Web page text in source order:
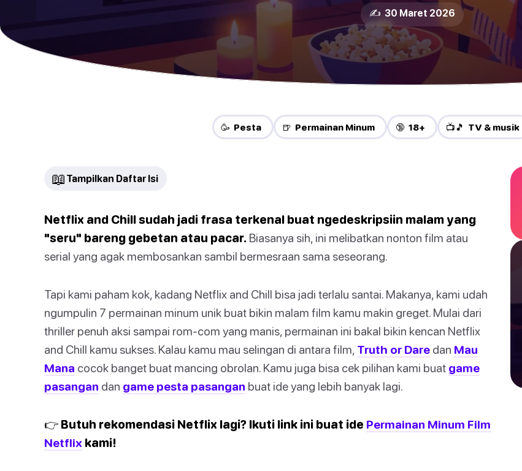
✍️ 30 Maret 2026
🥳 Pesta 🍺 Permainan Minum 🔞 18+ 📺🎵 TV & musik
📖 Tampilkan Daftar Isi
Netflix and Chill sudah jadi frasa terkenal buat ngedeskripsiin malam yang
"seru" bareng gebetan atau pacar. Biasanya sih, ini melibatkan nonton film atau
serial yang agak membosankan sambil bermesraan sama seseorang.
Tapi kami paham kok, kadang Netflix and Chill bisa jadi terlalu santai. Makanya, kami udah
ngumpulin 7 permainan minum unik buat bikin malam film kamu makin greget. Mulai dari
thriller penuh aksi sampai rom-com yang manis, permainan ini bakal bikin kencan Netflix
and Chill kamu sukses. Kalau kamu mau selingan di antara film, Truth or Dare dan Mau
Mana cocok banget buat mancing obrolan. Kamu juga bisa cek pilihan kami buat game
pasangan dan game pesta pasangan buat ide yang lebih banyak lagi.
👉 Butuh rekomendasi Netflix lagi? Ikuti link ini buat ide Permainan Minum Film
Netflix kami!